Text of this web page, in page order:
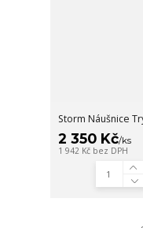
Storm Náušnice
2 350 Kč/ks
1 942 Kč bez DPH